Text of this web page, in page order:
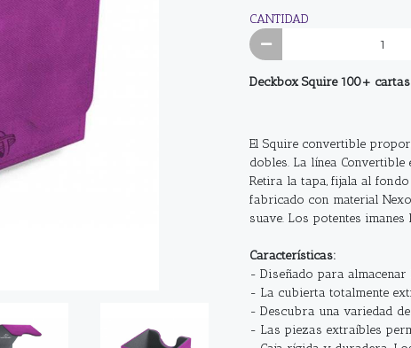
CANTIDAD
Deckbox Squire 100+
El Squire convertible
dobles. La línea
Retira la tapa, fijala al
fabricado con material
suave. Los potentes
Características:
- Diseñado para
- La cubierta totalmente
- Descubra una variedad
- Las piezas extraíbles